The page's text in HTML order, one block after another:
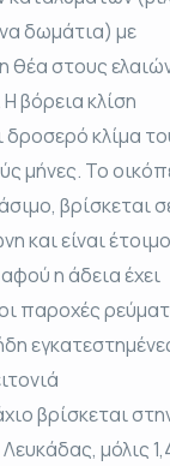
δωμάτια) με
θέα στους
βόρεια κλίση
δροσερό κλίμα
μήνες. Το
βρίσκεται
και είναι
η άδεια έχει
παροχές
βρίσκεται
μόλις